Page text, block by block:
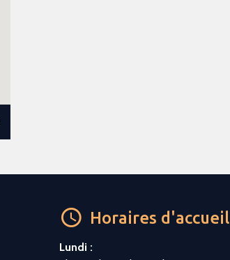
Horaires d'accueil
Lundi :